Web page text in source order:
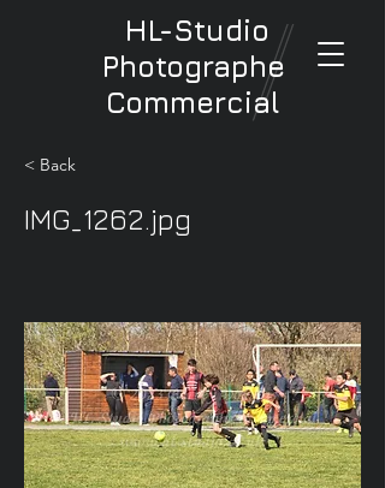
HL-Studio
Photographe
Commercial
< Back
IMG_1262.jpg